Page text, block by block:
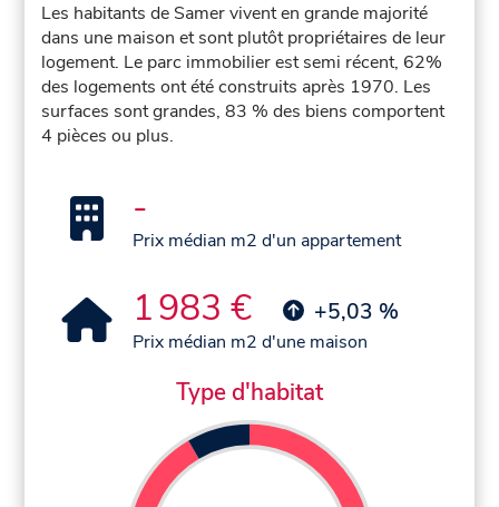
Les habitants de Samer vivent en grande majorité
dans une maison et sont plutôt propriétaires de leur
logement. Le parc immobilier est semi récent, 62%
des logements ont été construits après 1970. Les
surfaces sont grandes, 83 % des biens comportent
4 pièces ou plus.
-
Prix médian m2 d'un appartement
1 983 € +5,03 %
Prix médian m2 d'une maison
Type d'habitat